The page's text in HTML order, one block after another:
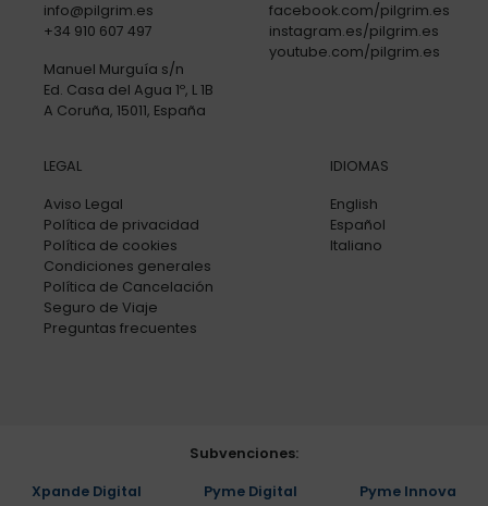
info@pilgrim.es
+34 910 607 497
Manuel Murguía s/n
Ed. Casa del Agua 1º, L 1B
A Coruña, 15011, España
facebook.com/pilgrim.es
instagram.es/pilgrim.es
youtube.com/pilgrim.es
LEGAL
Aviso Legal
Política de privacidad
Política de cookies
Condiciones generales
Política de Cancelación
Seguro de Viaje
Preguntas frecuentes
IDIOMAS
English
Español
Italiano
Subvenciones:
Xpande Digital Pyme Digital Pyme Innova